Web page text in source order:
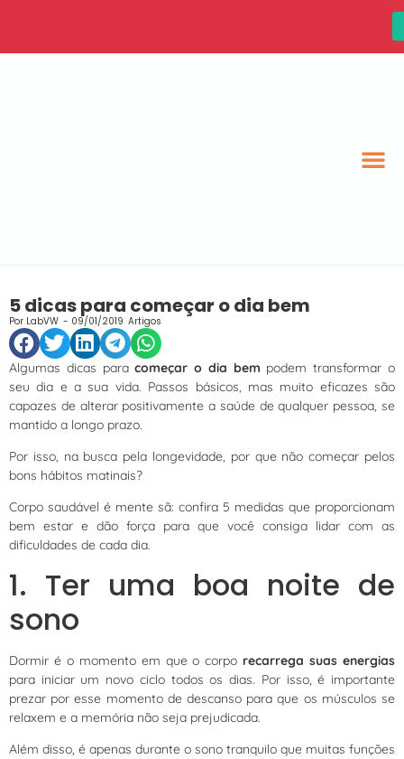
5 dicas para começar o dia bem
Por LabVW - 09/01/2019 Artigos
Algumas dicas paracomeçar o dia bem podem transformar o
seu dia e a sua vida. Passos básicos, mas muito eficazes são
capazes de alterar positivamente a saúde de qualquer pessoa, se
mantido a longo prazo.
Por isso, na busca pela longevidade, por que não começar pelos
bons hábitos matinais?
Corpo saudável é mente sã: confira 5 medidas que proporcionam
bem estar e dão força para que você consiga lidar com as
dificuldades de cada dia.
1. Ter uma boa noite de
sono
Dormir é o momento em que o corpo recarrega suas energias
para iniciar um novo ciclo todos os dias. Por isso, é importante
prezar por esse momento de descanso para que os músculos se
relaxem e a memória não seja prejudicada.
Além disso, é apenas durante o sono tranquilo que muitas funções